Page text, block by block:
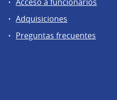
Adquisiciones
Preguntas frecuentes